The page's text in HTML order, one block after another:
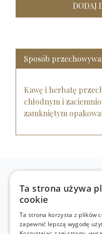
DODAJ
Kawę i herbatę
chłodnym i
zamkniętym
WILLIAM’S
ul. Stawki 2,
+48
Ta strona używa
cookie
Ta strona korzysta z plików
zapewnić lepszą wygodę